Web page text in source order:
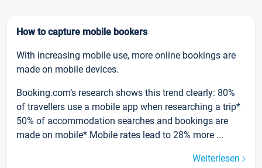
How to capture mobile bookers
With increasing mobile use, more online bookings are
made on mobile devices.
Booking.com’s research shows this trend clearly: 80%
of travellers use a mobile app when researching a trip*
50% of accommodation searches and bookings are
made on mobile* Mobile rates lead to 28% more ...
Weiterlesen